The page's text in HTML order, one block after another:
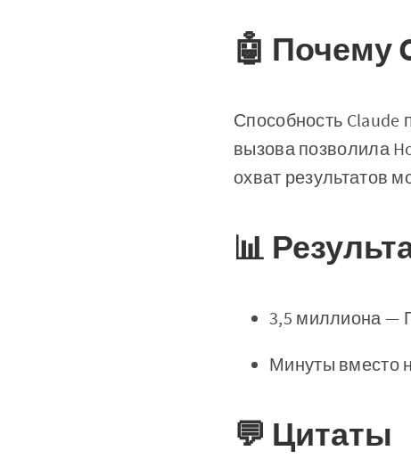
🤖 Почему
Способность Claude
вызова позволила
охват результатов
📊
3,5 миллиона —
Минуты вместо
💬 Цитаты